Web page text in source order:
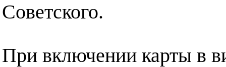
Советского.
При включении карты в